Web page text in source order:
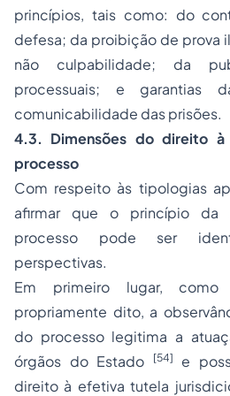
princípios, tais como: do
defesa; da proibição de prova
não culpabilidade; da
processuais; e garantias
comunicabilidade das prisões.
4.3. Dimensões do direito à
processo
Com respeito às tipologias
afirmar que o princípio da
processo pode ser
perspectivas.
Em primeiro lugar, como
propriamente dito, a
do processo legitima a
órgãos do Estado
[54]
e
direito à efetiva tutela